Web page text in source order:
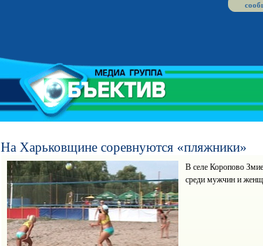
На Харьковщине соревнуются «пляжники»
В селе Коропово
среди мужчин и